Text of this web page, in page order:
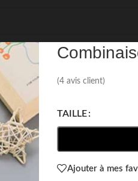
(4 avis client)
TAILLE
Ajouter à mes